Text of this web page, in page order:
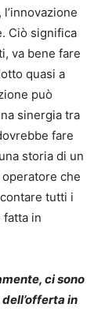
Ciò significa
va bene fare
quasi a
può
sinergia tra
fare
storia di un
operatore che
tutti i
fatta in
ci sono
in